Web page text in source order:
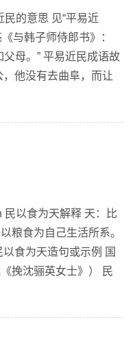
的意思 见“平易近
与韩子师侍郎书》：
母。” 平易近民成语故
他没有去曲阜，而让
民以食为天解释 天：比
粮食为自己生活所系。
食为天造句或示例 国
挽沈骊英女士》） 民